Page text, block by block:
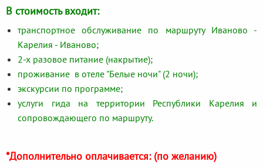
В стоимость входит:
транспортное обслуживание по маршруту Иваново -
Карелия - Иваново;
2-х разовое питание (накрытие);
проживание в отеле "Белые ночи" (2 ночи);
экскурсии по программе;
услуги гида на территории Республики Карелия и
сопровождающего по маршруту.
*Дополнительно оплачивается: (по желанию)